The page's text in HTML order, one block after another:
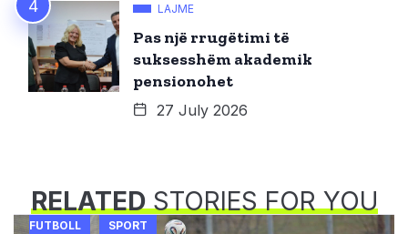
LAJME
Pas një rrugëtimi të
suksesshëm akademik
pensionohet
27 July 2026
RELATEDSTORIES FOR YOU
FUTBOLL SPORT